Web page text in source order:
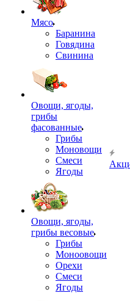
Мясо
Баранина
Говядина
Свинина
Овощи, ягоды,
грибы
фасованные
Грибы
Моновощи
Смеси
Ягоды
Овощи, ягоды,
грибы весовые
Грибы
Моноовощи
Орехи
Смеси
Ягоды